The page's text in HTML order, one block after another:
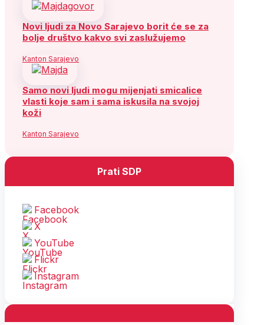
Novi ljudi za Novo Sarajevo borit će se za
bolje društvo kakvo svi zaslužujemo
Kanton Sarajevo
Samo novi ljudi mogu mijenjati smicalice
vlasti koje sam i sama iskusila na svojoj
koži
Kanton Sarajevo
Prati SDP
Facebook
X
YouTube
Flickr
Instagram